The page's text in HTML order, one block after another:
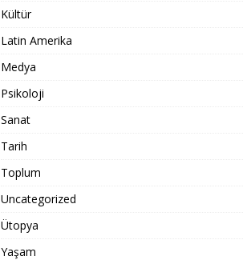
Kültür
Latin Amerika
Medya
Psikoloji
Sanat
Tarih
Toplum
Uncategorized
Ütopya
Yaşam